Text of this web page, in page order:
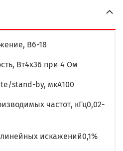
В6-18
Вт4x36 при 4 Ом
stand-by, мкА100
частот, кГц0,02-
искажений0,1%